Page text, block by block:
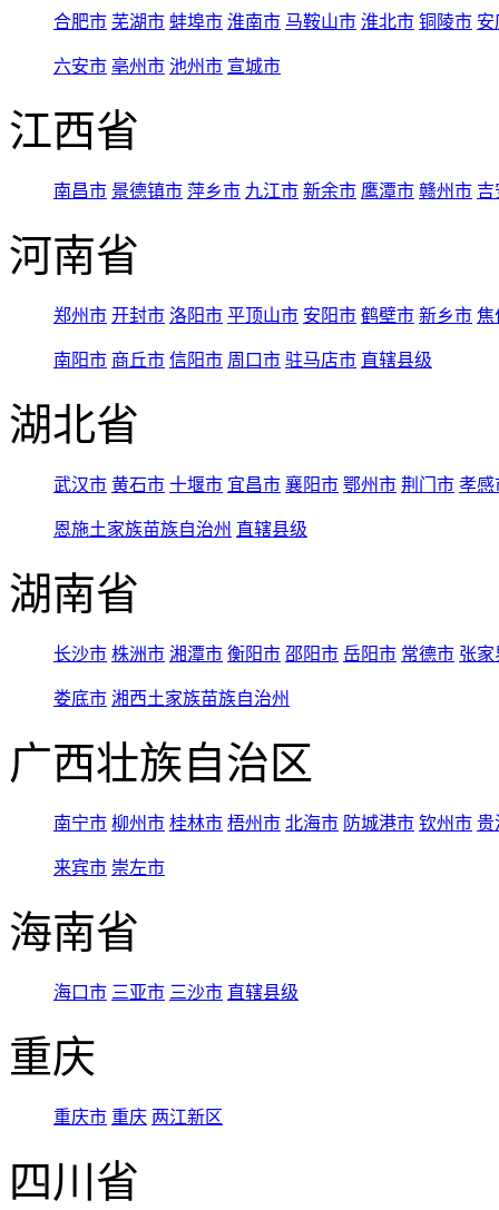
合肥市 芜湖市 蚌埠市 淮南市 马鞍山市 淮北市 铜陵市 安
六安市 亳州市 池州市 宣城市
江西省
南昌市 景德镇市 萍乡市 九江市 新余市 鹰潭市 赣州市 吉
河南省
郑州市 开封市 洛阳市 平顶山市 安阳市 鹤壁市 新乡市 焦
南阳市 商丘市 信阳市 周口市 驻马店市 直辖县级
湖北省
武汉市 黄石市 十堰市 宜昌市 襄阳市 鄂州市 荆门市 孝感
恩施土家族苗族自治州 直辖县级
湖南省
长沙市 株洲市 湘潭市 衡阳市 邵阳市 岳阳市 常德市 张家
娄底市 湘西土家族苗族自治州
广西壮族自治区
南宁市 柳州市 桂林市 梧州市 北海市 防城港市 钦州市 贵
来宾市 崇左市
海南省
海口市 三亚市 三沙市 直辖县级
重庆
重庆市 重庆 两江新区
四川省